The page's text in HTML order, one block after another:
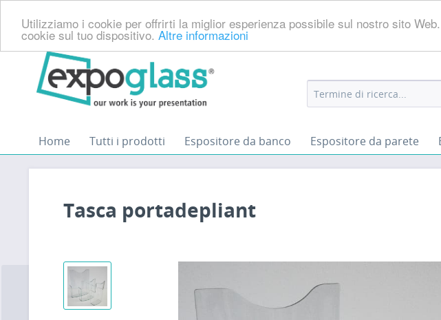
Utilizziamo i cookie per offrirti la miglior esperienza possibile sul nostro sito
cookie sul tuo dispositivo. Altre informazioni
Home Tutti i prodotti Espositore da banco Espositore da parete
Tasca portadepliant